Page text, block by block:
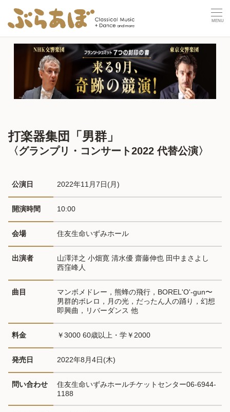
打楽器集団「男群」
〈グランプリ・コンサート2022 代替公演〉
公演日 2022年11月7日(月)
開演時間 10:00
会場 住友生命いずみホール
出演者
山澤洋之 小畑寛 清水優 齋藤伸也 田中まさよし
西窪峰人
曲目
マンボメドレー，熊蜂の飛行，BOREL'O'-gun〜
男群的ボレロ，月の光，だったん人の踊り，幻想
即興曲，リバーダンス 他
料金 ￥3000 60歳以上・学￥2000
発売日 2022年8月4日(木)
問い合わせ
住友生命いずみホールチケットセンター06-6944-
1188